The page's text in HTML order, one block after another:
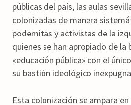
públicas del país, las aulas
colonizadas de manera
podemitas y activistas de la
quienes se han apropiado de la
«educación pública» con el
su bastión ideológico
Esta colonización se ampara